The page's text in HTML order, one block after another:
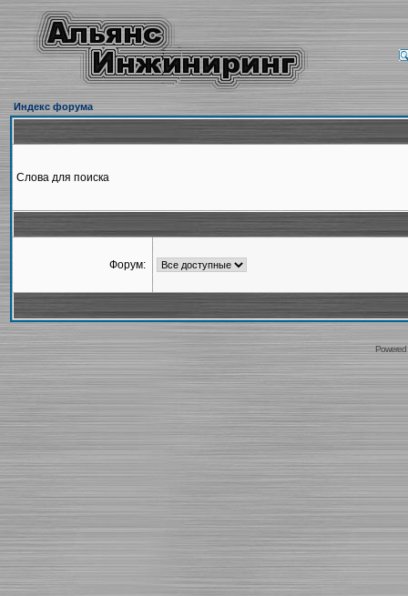
Индекс форума
Слова для поиска
Форум: